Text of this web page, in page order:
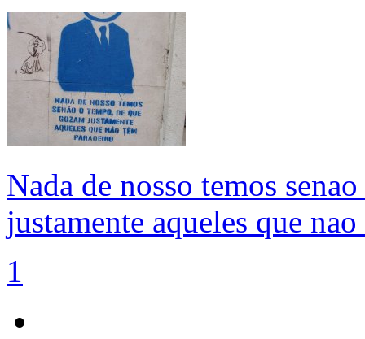
Nada de nosso temos
justamente aqueles que
1